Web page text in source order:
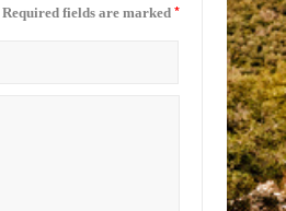
Required fields are marked *